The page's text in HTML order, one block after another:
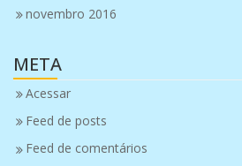
novembro 2016
META
Acessar
Feed de posts
Feed de comentários